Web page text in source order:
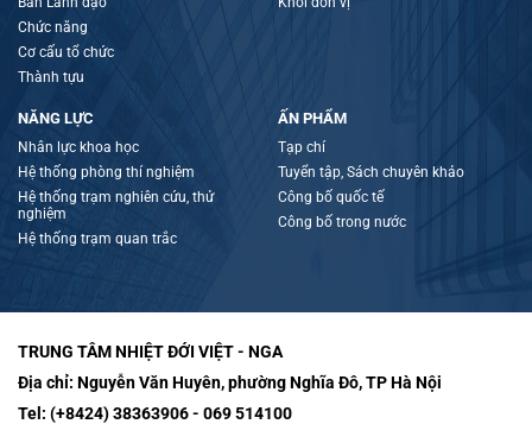
Chức năng
Cơ cấu tổ chức
Thành tựu
NĂNG LỰC
Nhân lực khoa học
Hệ thống phòng thí nghiệm
Hệ thống trạm nghiên cứu, thử
nghiệm
Hệ thống trạm quan trắc
ẤN PHẨM
Tạp chí
Tuyển tập, Sách chuyên khảo
Công bố quốc tế
Công bố trong nước
TRUNG TÂM NHIỆT ĐỚI VIỆT - NGA
Địa chỉ: Nguyễn Văn Huyên, phường Nghĩa Đô, TP Hà Nội
Tel: (+8424) 38363906 - 069 514100